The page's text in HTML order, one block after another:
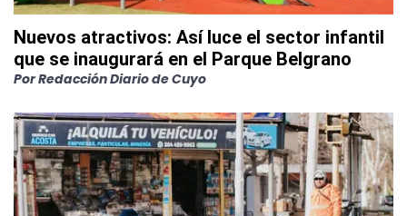
Nuevos atractivos: Así luce el sector infantil
que se inaugurará en el Parque Belgrano
PorRedacción Diario de Cuyo